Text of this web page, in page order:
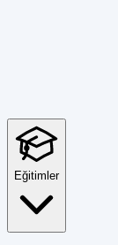
Eğitimler